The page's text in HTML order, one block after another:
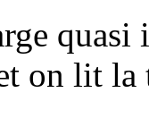
quasi
on lit